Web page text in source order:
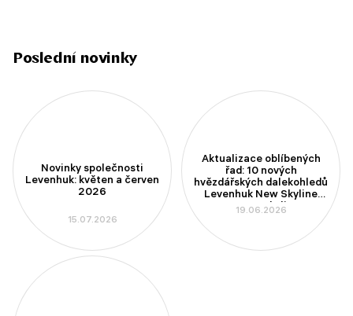
Poslední novinky
Novinky společnosti
Levenhuk: květen a červen
2026
15.07.2026
Aktualizace oblíbených
řad: 10 nových
hvězdářských dalekohledů
Levenhuk New Skyline
PLUS a New Skyline PRO
19.06.2026